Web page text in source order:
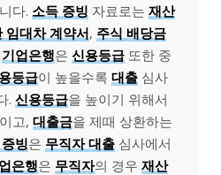
다. 소득 증빙 자료로는 재산
임대차 계약서, 주식 배당금
기업은행은 신용등급 또한 중
등급이 높을수록 대출 심사
. 신용등급을 높이기 위해서
고, 대출금을 제때 상환하는
빙은 무직자 대출 심사에서
은행은 무직자의 경우 재산